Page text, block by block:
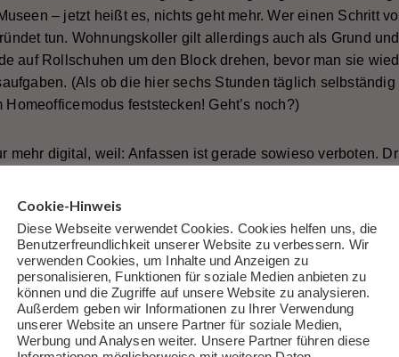
– jetzt heißt es, nichts geht mehr. Wer einen Schritt
tun. Wohnungskoller gilt allerdings auch als Grund
auf Rollschuhen um den Block drehen, bevor man sie
(Als ob die hier sechs Stunden täglich
feststecken! Geht’s noch?)
mehr digital, weil: Anfassen ist gerade sowieso verboten.
dieser Welt, sei es durch die
oder
. Nein, natürlich ist das nicht dasselbe. Aber es ist
Augen mal wieder etwas Reales sehen wollen
digitale Bild eines realen Gegenstandes handelt), dann
man auch zu einem Buch greifen… Das ist immerhin ein
dass man dieses Buch dann dem ein oder anderen
den 65 Quadratmetern dann doch zu eng wird und man
möchte, warum der Kater in der Schultasche nichts zu
ist. Nein, das Tier muss nichts dazulernen, es ist einfach
Cookie-Hinweis
Diese Webseite verwendet Cookies. Cookies helfen uns, die
Benutzerfreundlichkeit unserer Website zu verbessern. Wir
verwenden Cookies, um Inhalte und Anzeigen zu
personalisieren, Funktionen für soziale Medien anbieten zu
können und die Zugriffe auf unsere Website zu analysieren.
Außerdem geben wir Informationen zu Ihrer Verwendung
unserer Website an unsere Partner für soziale Medien,
Werbung und Analysen weiter. Unsere Partner führen diese